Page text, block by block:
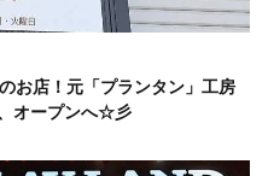
お店！元「プランタン」工房
オープンへ☆彡